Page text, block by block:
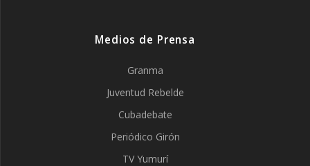
Medios de Prensa
Granma
Juventud Rebelde
Cubadebate
Periódico Girón
TV Yumurí